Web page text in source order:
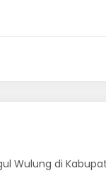
Wulung di